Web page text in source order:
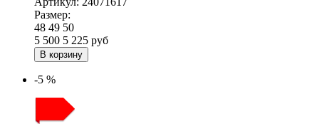
Размер:
48 49 50
5 500 5 225 руб
В корзину
-5 %